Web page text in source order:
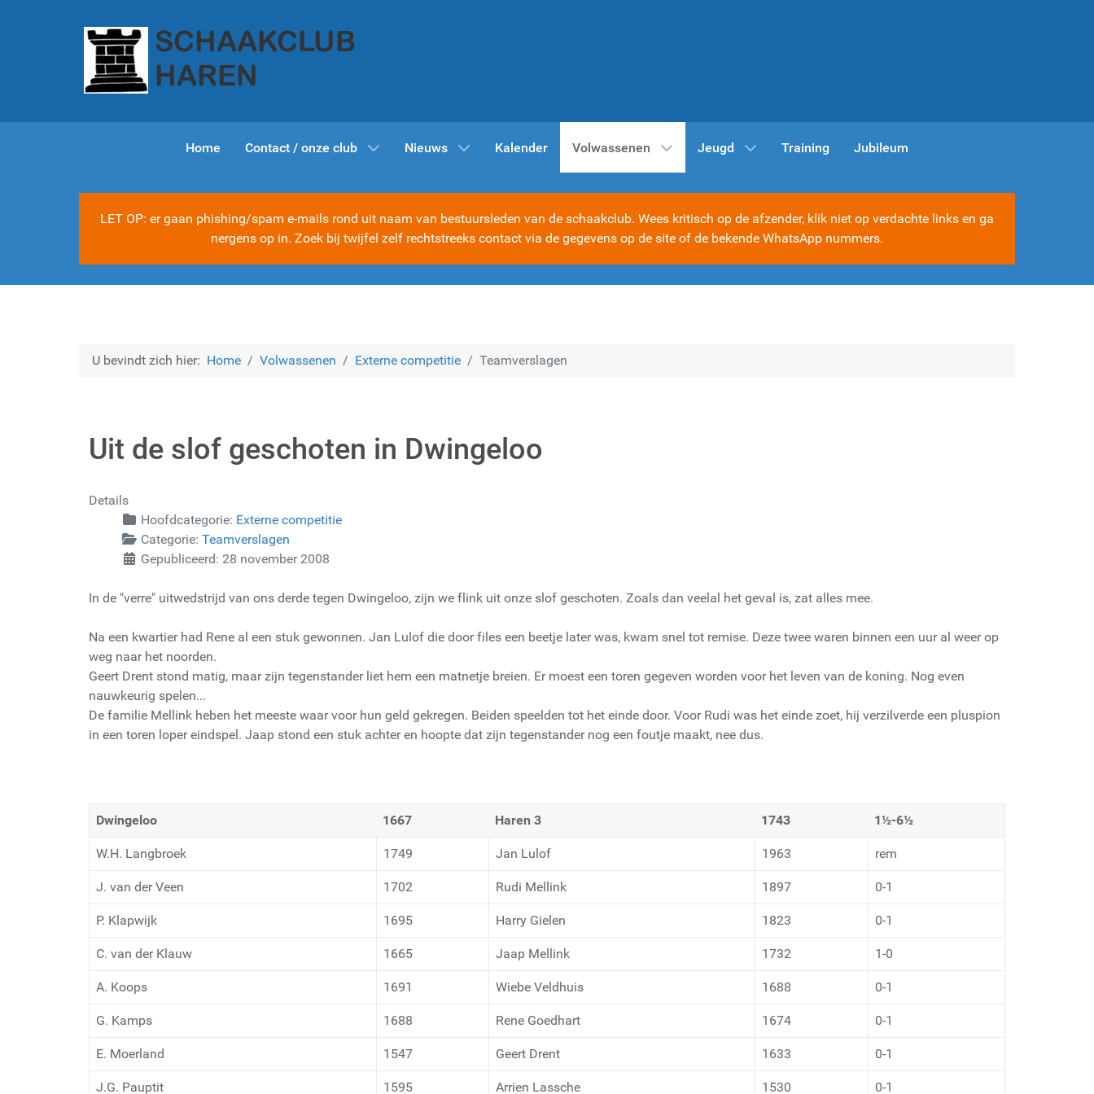
Home Contact / onze club Nieuws Kalender Volwassenen Jeugd Training Jubileum
LET OP: er gaan phishing/spam e-mails rond uit naam van bestuursleden van de schaakclub. Wees kritisch op de afzender, klik niet op verdachte links en ga
nergens op in. Zoek bij twijfel zelf rechtstreeks contact via de gegevens op de site of de bekende WhatsApp nummers.
U bevindt zich hier: Home Volwassenen Externe competitie Teamverslagen
Uit de slof geschoten in Dwingeloo
Details
Hoofdcategorie: Externe competitie
Categorie: Teamverslagen
Gepubliceerd: 28 november 2008
In de "verre" uitwedstrijd van ons derde tegen Dwingeloo, zijn we flink uit onze slof geschoten. Zoals dan veelal het geval is, zat alles mee.
Na een kwartier had Rene al een stuk gewonnen. Jan Lulof die door files een beetje later was, kwam snel tot remise. Deze twee waren binnen een uur al weer op
weg naar het noorden.
Geert Drent stond matig, maar zijn tegenstander liet hem een matnetje breien. Er moest een toren gegeven worden voor het leven van de koning. Nog even
nauwkeurig spelen...
De familie Mellink heben het meeste waar voor hun geld gekregen. Beiden speelden tot het einde door. Voor Rudi was het einde zoet, hij verzilverde een pluspion
in een toren loper eindspel. Jaap stond een stuk achter en hoopte dat zijn tegenstander nog een foutje maakt, nee dus.
Dwingeloo 1667 Haren 3 1743 1½-6½
W.H. Langbroek 1749 Jan Lulof 1963 rem
J. van der Veen 1702 Rudi Mellink 1897 0-1
P. Klapwijk 1695 Harry Gielen 1823 0-1
C. van der Klauw 1665 Jaap Mellink 1732 1-0
A. Koops 1691 Wiebe Veldhuis 1688 0-1
G. Kamps 1688 Rene Goedhart 1674 0-1
E. Moerland 1547 Geert Drent 1633 0-1
J.G. Pauptit 1595 Arrien Lassche 1530 0-1